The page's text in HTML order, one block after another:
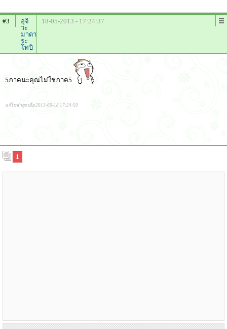
#3
อุจิ
วะ
มาดา
ระ
โทบิ
18-05-2013 - 17:24:37
5ภาคนะคุณไม่ใช่ภาค5
แก้ไขล่าสุดเมื่อ 2013-05-18 17:24:50
1